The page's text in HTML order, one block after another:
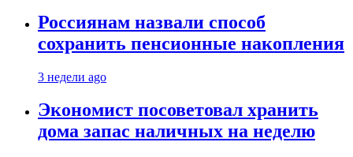
Россиянам назвали способ
сохранить пенсионные накопления
3 недели ago
Экономист посоветовал хранить
дома запас наличных на неделю